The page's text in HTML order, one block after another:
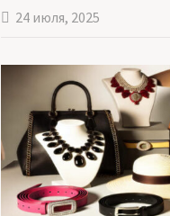
24 июля, 2025